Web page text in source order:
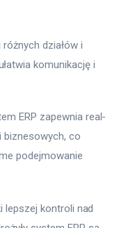
działów i
komunikację i
ERP zapewnia real-
co
podejmowanie
lepszej kontroli nad